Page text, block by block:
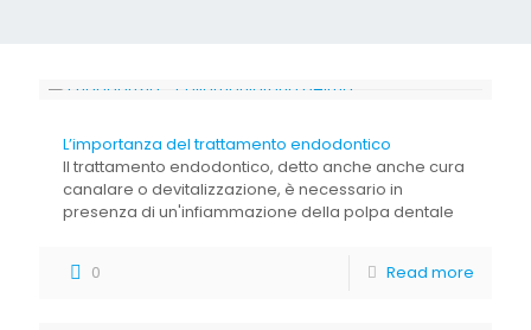
L’importanza del trattamento endodontico
Il trattamento endodontico, detto anche anche cura
canalare o devitalizzazione, è necessario in
presenza di un'infiammazione della polpa dentale
0 Read more